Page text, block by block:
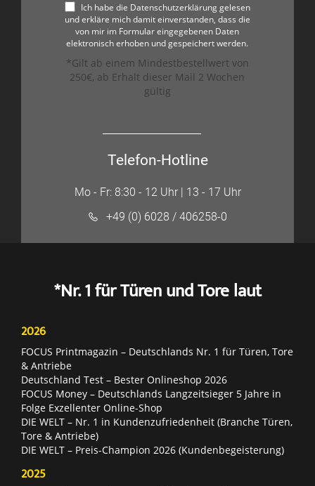
Ich habe die Datenschutzerklärung gelesen
und erkläre mich damit einverstanden, dass die
von mir im Formular eingegebenen Daten
elektronisch erhoben und gespeichert werden.
*Gilt ab einem Mindestbestellwert von
250€, ab Erhalt dieser Mail 2 Wochen
gültig
Telefon-Hotline
Mo - Fr: 8:30 - 12 Uhr | 13 - 17 Uhr
+49 (0) 6028 / 406258-0
*Nr. 1 für Türen und Tore laut
2026
FOCUS Printmagazin – Deutschlands Nr. 1 für Türen, Tore
& Antriebe
Deutschland Test – Bester Onlineshop 2026
FOCUS Money – Deutschlands Langzeitsieger 5 Jahre in
Folge Exzellenter Online-Shop
DIE WELT – Nr. 1 in Kundenzufriedenheit (Branche Türen,
Tore & Antriebe)
DIE WELT – Preis-Champion 2026 (Kundenbegeisterung)
2025